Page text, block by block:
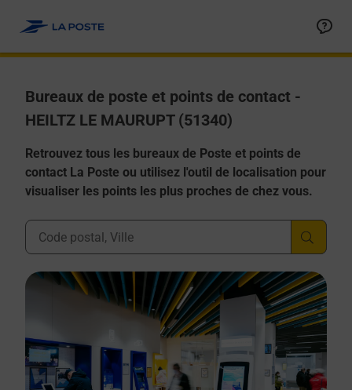
Bureaux de poste et points de contact -
HEILTZ LE MAURUPT (51340)
Retrouvez tous les bureaux de Poste et points de
contact La Poste ou utilisez l'outil de localisation pour
visualiser les points les plus proches de chez vous.
Ville, Département, Code Postal